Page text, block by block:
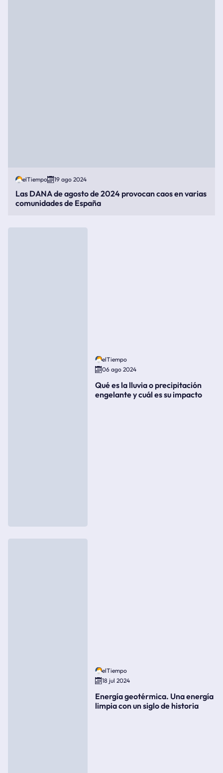
elTiempo 19 ago 2024
Las DANA de agosto de 2024 provocan caos en varias
comunidades de España
elTiempo
06 ago 2024
Qué es la lluvia o precipitación
engelante y cuál es su impacto
elTiempo
18 jul 2024
Energía geotérmica. Una energía
limpia con un siglo de historia